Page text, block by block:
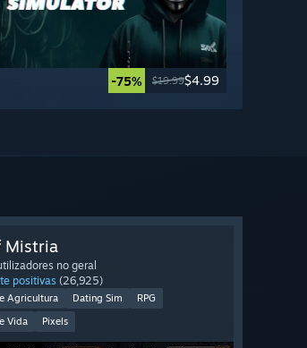
-75% $19.99$4.99
Mistria
no geral
positivas (26,925)
Agricultura Dating Sim
RPG
Vida
Pixels